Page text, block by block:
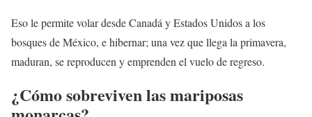
Eso le permite volar desde Canadá y Estados Unidos a los
bosques de México, e hibernar; una vez que llega la primavera,
maduran, se reproducen y emprenden el vuelo de regreso.
¿Cómo sobreviven las mariposas